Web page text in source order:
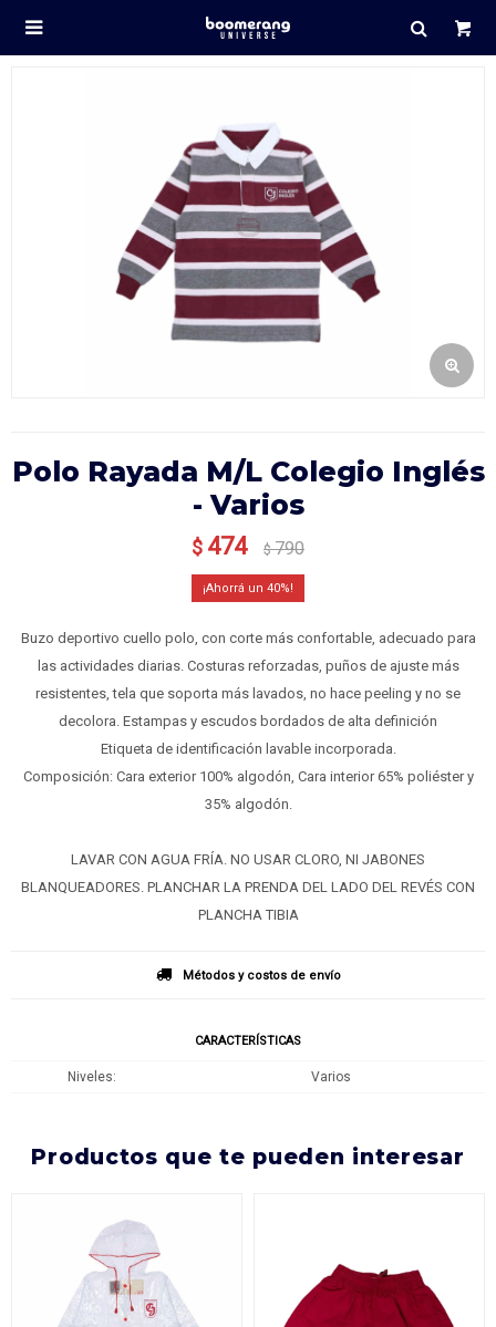

Polo Rayada M/L Colegio Inglés
- Varios
$ 474 $ 790
40
Buzo deportivo cuello polo, con corte más confortable, adecuado para
las actividades diarias. Costuras reforzadas, puños de ajuste más
resistentes, tela que soporta más lavados, no hace peeling y no se
decolora. Estampas y escudos bordados de alta definición
Etiqueta de identificación lavable incorporada.
Composición: Cara exterior 100% algodón, Cara interior 65% poliéster y
35% algodón.
LAVAR CON AGUA FRÍA. NO USAR CLORO, NI JABONES
BLANQUEADORES. PLANCHAR LA PRENDA DEL LADO DEL REVÉS CON
PLANCHA TIBIA
Métodos y costos de envío
CARACTERÍSTICAS
Niveles Varios
productos que te pueden interesar